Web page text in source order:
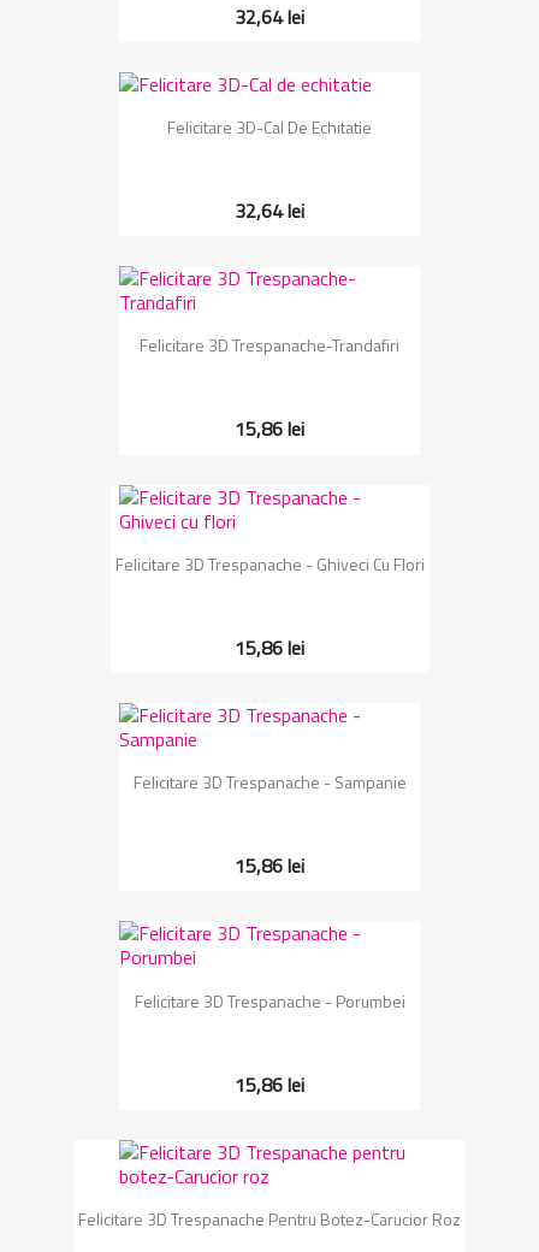
32,64 lei
Felicitare 3D-Cal De Echitatie
32,64 lei
Felicitare 3D Trespanache-Trandafiri
15,86 lei
Felicitare 3D Trespanache - Ghiveci Cu Flori
15,86 lei
Felicitare 3D Trespanache - Sampanie
15,86 lei
Felicitare 3D Trespanache - Porumbei
15,86 lei
Felicitare 3D Trespanache Pentru Botez-Carucior Roz